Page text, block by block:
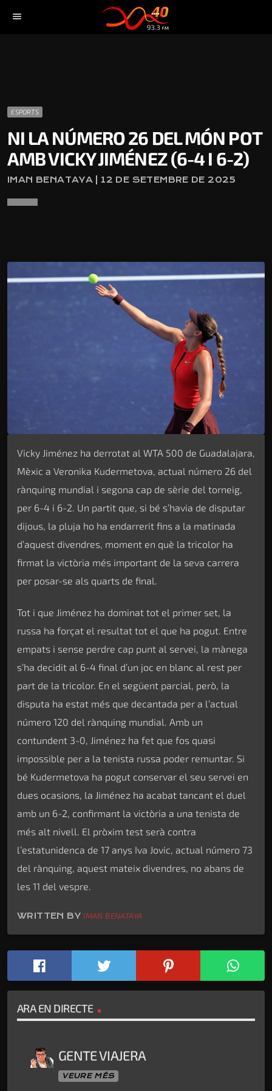
menu
ESPORTS
NI LA NÚMERO 26 DEL MÓN POT
AMB VICKY JIMÉNEZ (6-4 I 6-2)
IMAN BENATAYA | 12 DE SETEMBRE DE 2025
Vicky Jiménez ha derrotat al WTA 500 de Guadalajara,
Mèxic a Veronika Kudermetova, actual número 26 del
rànquing mundial i segona cap de sèrie del torneig,
per 6-4 i 6-2. Un partit que, si bé s’havia de disputar
dijous, la pluja ho ha endarrerit fins a la matinada
d’aquest divendres, moment en què la tricolor ha
firmat la victòria més important de la seva carrera
per posar-se als quarts de final.
Tot i que Jiménez ha dominat tot el primer set, la
russa ha forçat el resultat tot el que ha pogut. Entre
empats i sense perdre cap punt al servei, la mànega
s’ha decidit al 6-4 final d’un joc en blanc al rest per
part de la tricolor. En el següent parcial, però, la
disputa ha estat més que decantada per a l’actual
número 120 del rànquing mundial. Amb un
contundent 3-0, Jiménez ha fet que fos quasi
impossible per a la tenista russa poder remuntar. Si
bé Kudermetova ha pogut conservar el seu servei en
dues ocasions, la Jiménez ha acabat tancant el duel
amb un 6-2, confirmant la victòria a una tenista de
més alt nivell. El pròxim test serà contra
l’estatunidenca de 17 anys Iva Jovic, actual número 73
del rànquing, aquest mateix divendres, no abans de
les 11 del vespre.
WRITTEN BYIMAN BENATAYA
ARA EN DIRECTE
GENTE VIAJERA
VEURE MÉS